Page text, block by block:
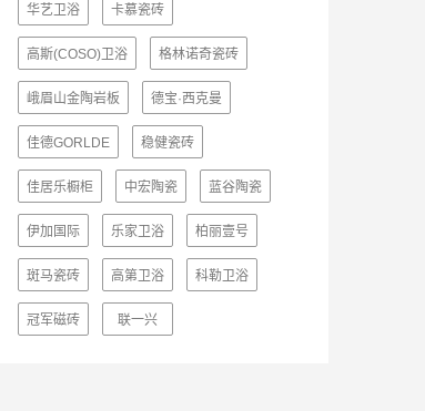
华艺卫浴 卡慕瓷砖
高斯(COSO)卫浴 格林诺奇瓷砖
峨眉山金陶岩板 德宝·西克曼
佳德GORLDE 稳健瓷砖
佳居乐橱柜 中宏陶瓷 蓝谷陶瓷
伊加国际 乐家卫浴 柏丽壹号
斑马瓷砖 高第卫浴 科勒卫浴
冠军磁砖 联一兴